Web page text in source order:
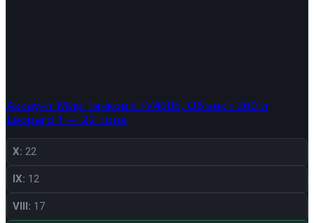
Аккаунт Мир Танков с FV4005, Объект 260 и
Leopard 1 — 22 топа
X: 22
IX: 12
VIII: 17